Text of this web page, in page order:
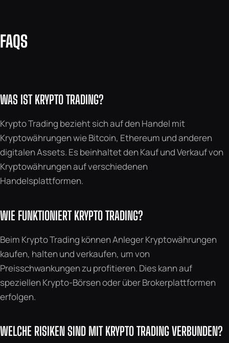
FAQS
WAS IST KRYPTO TRADING?
Krypto Trading bezieht sich auf den Handel mit
Kryptowährungen wie Bitcoin, Ethereum und anderen
digitalen Assets. Es beinhaltet den Kauf und Verkauf von
Kryptowährungen auf verschiedenen
Handelsplattformen.
WIE FUNKTIONIERT KRYPTO TRADING?
Beim Krypto Trading können Anleger Kryptowährungen
kaufen, halten und verkaufen, um von
Preisschwankungen zu profitieren. Dies kann auf
speziellen Krypto-Börsen oder über Brokerplattformen
erfolgen.
WELCHE RISIKEN SIND MIT KRYPTO TRADING VERBUNDEN?